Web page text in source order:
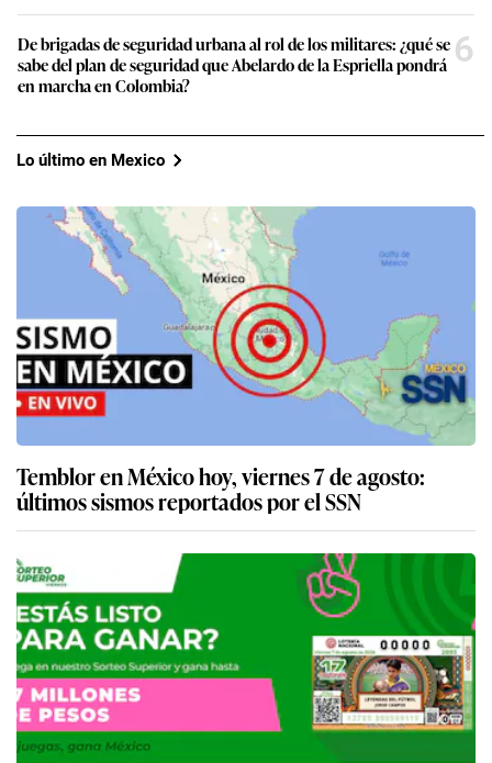
De brigadas de seguridad urbana al rol de los militares: ¿qué se
sabe del plan de seguridad que Abelardo de la Espriella pondrá
en marcha en Colombia?
6
Lo último en Mexico
Temblor en México hoy, viernes 7 de agosto:
últimos sismos reportados por el SSN